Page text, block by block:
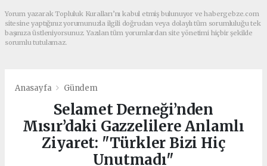
Yorum yazarak Topluluk Kuralları’nı kabul etmiş bulunuyor ve habergebze.com
sitesine yaptığınız yorumunuzla ilgili doğrudan veya dolaylı tüm sorumluluğu tek
başınıza üstleniyorsunuz. Yazılan tüm yorumlardan site yönetimi hiçbir şekilde
sorumlu tutulamaz.
Anasayfa Gündem
Selamet Derneği’nden
Mısır’daki Gazzelilere Anlamlı
Ziyaret: "Türkler Bizi Hiç
Unutmadı"